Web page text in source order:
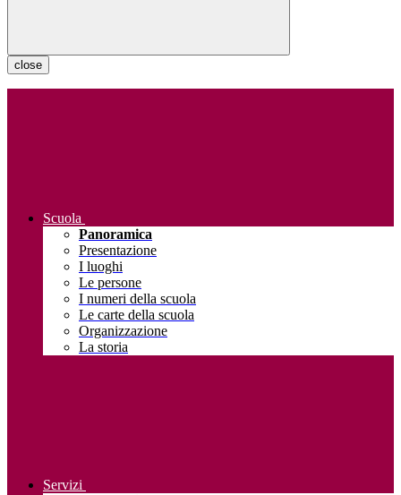
close
Scuola
Panoramica
Presentazione
I luoghi
Le persone
I numeri della scuola
Le carte della scuola
Organizzazione
La storia
Servizi